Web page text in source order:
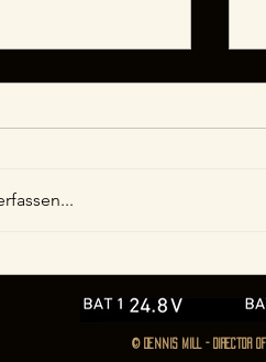
© DENNIS MILL -